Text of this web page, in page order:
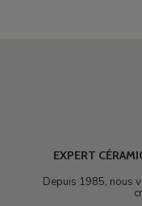
EXPERT
Depuis 1985, nous